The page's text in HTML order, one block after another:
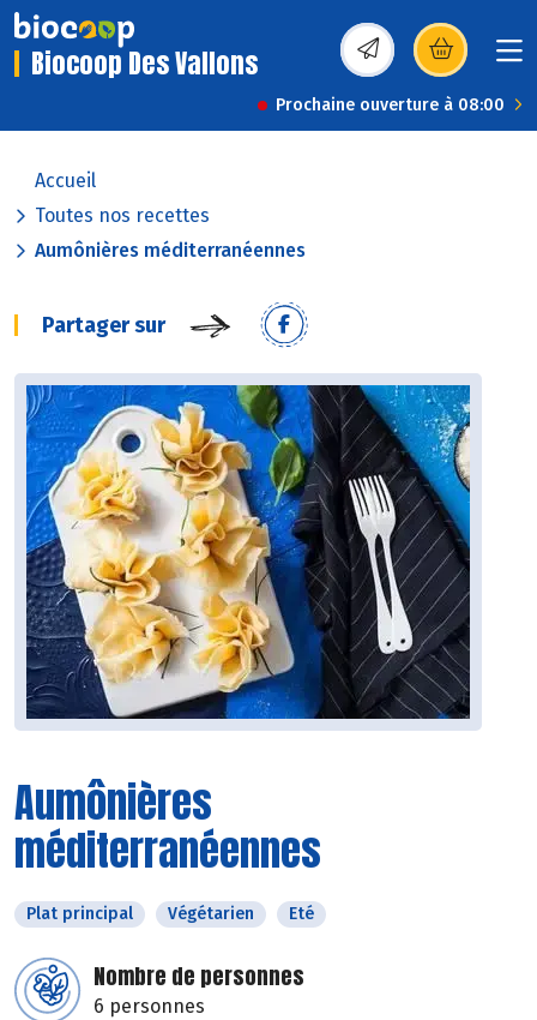
Biocoop Des Vallons (s’ouvre dans une
Prochaine ouverture à 08:00
Accueil
Toutes nos recettes
Aumônières méditerranéennes
Partager sur
Aumônières
méditerranéennes
Plat principal Végétarien Eté
Nombre de personnes
6 personnes